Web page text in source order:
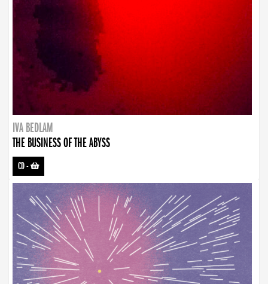
IVA BEDLAM
THE BUSINESS OF THE ABYSS
CD-